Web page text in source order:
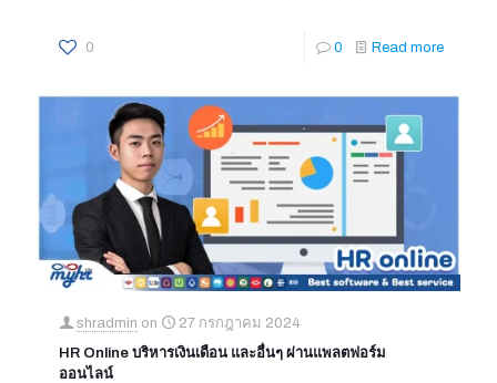
0 0 Read more
shradmin on
27 กรกฎาคม 2024
HR Online บริหารเงินเดือน และอื่นๆ ผ่านแพลตฟอร์ม
ออนไลน์